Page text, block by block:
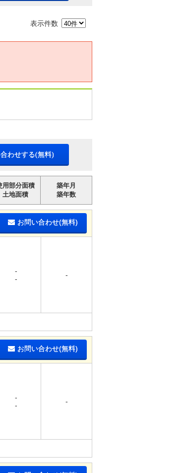
表示件数
わせする(無料)
用部分面積
土地面積
築年月
築年数
お問い合わせ(無料)
-
-
-
お問い合わせ(無料)
-
-
-